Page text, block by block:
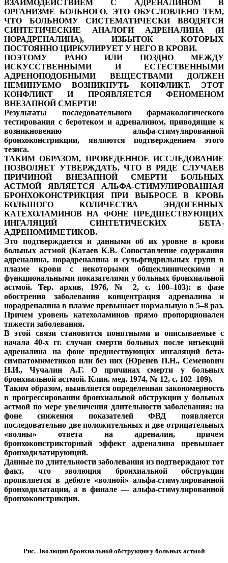
ВЗАИМОДЕЙСТВИЕМ С АДРЕНАЛИНОМ В
ОРГАНИЗМЕ БОЛЬНОГО. ЭТО ОБУСЛОВЛЕНО ТЕМ,
ЧТО БОЛЬНОМУ СИСТЕМАТИЧЕСКИ ВВОДЯТСЯ
СИНТЕТИЧЕСКИЕ АНАЛОГИ АДРЕНАЛИНА (И
НОРАДРЕНАЛИНА), ИЗБЫТОК КОТОРЫХ
ПОСТОЯННО ЦИРКУЛИРУЕТ У НЕГО В КРОВИ.
ПОЭТОМУ РАНО ИЛИ ПОЗДНО МЕЖДУ
ИСКУССТВЕННЫМИ И ЕСТЕСТВЕННЫМИ
АДРЕНОПОДОБНЫМИ ВЕЩЕСТВАМИ ДОЛЖЕН
НЕМИНУЕМО ВОЗНИКНУТЬ КОНФЛИКТ. ЭТОТ
КОНФЛИКТ И ПРОЯВЛЯЕТСЯ ФЕНОМЕНОМ
ВНЕЗАПНОЙ СМЕРТИ!
Результаты последовательного фармакологического
тестирования с беротеком и адреналином, приводящие к
возникновению альфа-стимулированной
бронхоконстрикции, являются подтверждением этого
тезиса.
ТАКИМ ОБРАЗОМ, ПРОВЕДЕННОЕ ИССЛЕДОВАНИЕ
ПОЗВОЛЯЕТ УТВЕРЖДАТЬ, ЧТО В РЯДЕ СЛУЧАЕВ
ПРИЧИНОЙ ВНЕЗАПНОЙ СМЕРТИ БОЛЬНЫХ
АСТМОЙ ЯВЛЯЕТСЯ АЛЬФА-СТИМУЛИРОВАННАЯ
БРОНХОКОНСТРИКЦИЯ ПРИ ВЫБРОСЕ В КРОВЬ
БОЛЬШОГО КОЛИЧЕСТВА ЭНДОГЕННЫХ
КАТЕХОЛАМИНОВ НА ФОНЕ ПРЕДШЕСТВУЮЩИХ
ИНГАЛЯЦИЙ СИНТЕТИЧЕСКИХ БЕТА-
АДРЕНОМИМЕТИКОВ.
Это подтверждается и данными об их уровне в крови
больных астмой (Катаев К.В. Сопоставление содержания
адреналина, норадреналина и сульфгидрильных групп в
плазме крови с некоторыми общеклиническими и
функциональными показателями у больных бронхиальной
астмой. Тер. архив, 1976, № 2, с. 100–103): в фазе
обострения заболевания концентрация адреналина и
норадреналина в плазме превышает нормальную в 5–8 раз.
Причем уровень катехоламинов прямо пропорционален
тяжести заболевания.
В этой связи становятся понятными и описываемые с
начала 40-х гг. случаи смерти больных после инъекций
адреналина на фоне предшествующих ингаляций бета-
симпатомиметиков или без них (Юренев П.Н., Семенович
Н.И., Чучалин А.Г. О причинах смерти у больных
бронхиальной астмой. Клин. мед. 1974, № 12, с. 102–109).
Таким образом, выявляется определенная закономерность
в прогрессировании бронхиальной обструкции у больных
астмой по мере увеличения длительности заболевания: на
фоне снижения показателей ФВД появляется
последовательно две положительных и две отрицательных
«волны» ответа на адреналин, причем
бронхоконстрикторный эффект адреналина превышает
бронходилатирующий.
Данные по длительности заболевания из подтверждают тот
факт, что эволюция бронхиальной обструкции
проявляется в дебюте «волной» альфа-стимулированной
бронходилатации, а в финале — альфа-стимулированной
бронхоконстрикции.
Рис. Эволюция бронхиальной обструкции у больных астмой